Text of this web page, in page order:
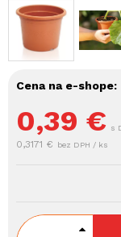
Cena na e-shope:
0,39 € s
0,3171 € bez DPH / ks